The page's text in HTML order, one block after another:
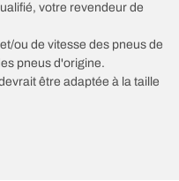
votre revendeur de
ou de vitesse des pneus de
pneus d'origine.
être adaptée à la taille